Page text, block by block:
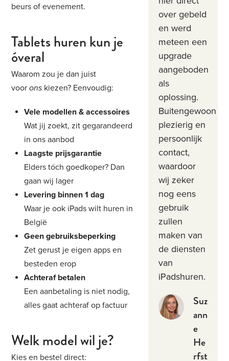
beurs of evenement.
Tablets huren kun je
óveral
Waarom zou je dan juist
voorons kiezen? Eenvoudig:
Vele modellen & accessoires
Wat jij zoekt, zit gegarandeerd
in ons aanbod
Laagste prijsgarantie
Elders tóch goedkoper? Dan
gaan wij lager
Levering binnen 1 dag
Waar je ook iPads wilt huren in
België
Geen gebruiksbeperking
Zet gerust je eigen apps en
besteden erop
Achteraf betalen
Een aanbetaling is niet nodig,
alles gaat achteraf op factuur
Welk model wil je?
Kies en bestel direct:
over gebeld
en werd
meteen een
upgrade
aangeboden
als
oplossing.
Buitengewoon
plezierig en
persoonlijk
contact,
waardoor
wij zeker
nog eens
gebruik
zullen
maken van
de diensten
van
iPadshuren.
Suz
ann
e
He
rfst